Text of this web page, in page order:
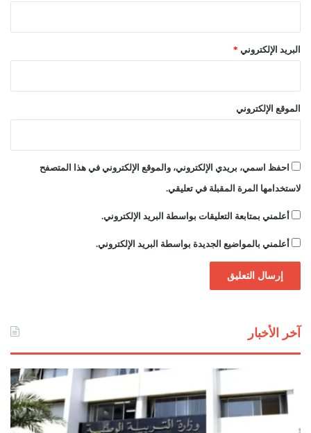
البريد الإلكتروني *
الموقع الإلكتروني
احفظ اسمي، بريدي الإلكتروني، والموقع الإلكتروني في هذا المتصفح
لاستخدامها المرة المقبلة في تعليقي.
أعلمني بمتابعة التعليقات بواسطة البريد الإلكتروني.
أعلمني بالمواضيع الجديدة بواسطة البريد الإلكتروني.
آخر الأخبار